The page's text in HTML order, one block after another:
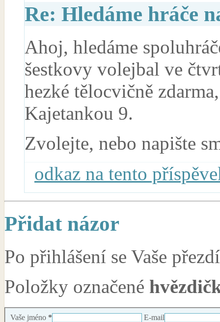
Re: Hledáme hráče
Ahoj, hledáme
šestkovy volejbal ve
hezké tělocvičně
Kajetankou 9.
Zvolejte, nebo napište
odkaz na tento
Přidat názor
Po přihlášení se Vaše
Položky označené
Vaše jméno * E-mail